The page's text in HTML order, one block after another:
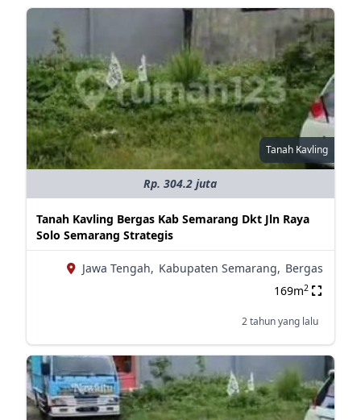
Tanah Kavling
Rp. 304.2 juta
Tanah Kavling Bergas Kab Semarang Dkt Jln Raya
Solo Semarang Strategis
Jawa Tengah, Kabupaten Semarang, Bergas
169m2
2 tahun yang lalu